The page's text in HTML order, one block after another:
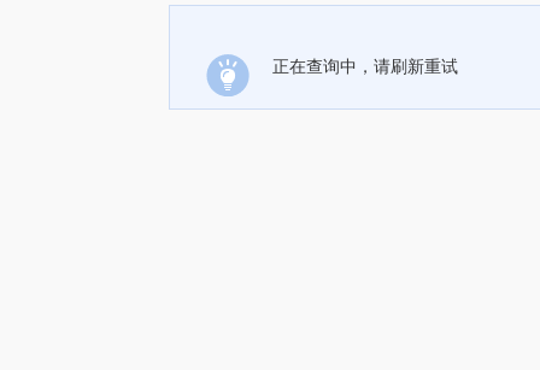
正在查询中，请刷新重试